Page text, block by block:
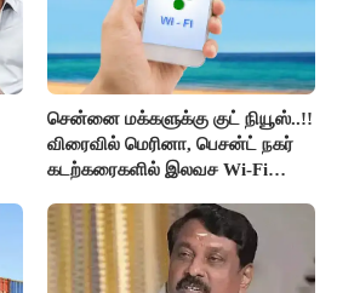
சென்னை மக்களுக்கு குட் நியூஸ்..!!
விரைவில் மெரினா, பெசன்ட் நகர்
கடற்கரைகளில் இலவச Wi-Fi